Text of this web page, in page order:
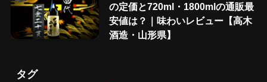
の定価と720ml・1800mlの通販最
安値は？｜味わいレビュー【高木
酒造・山形県】
タグ